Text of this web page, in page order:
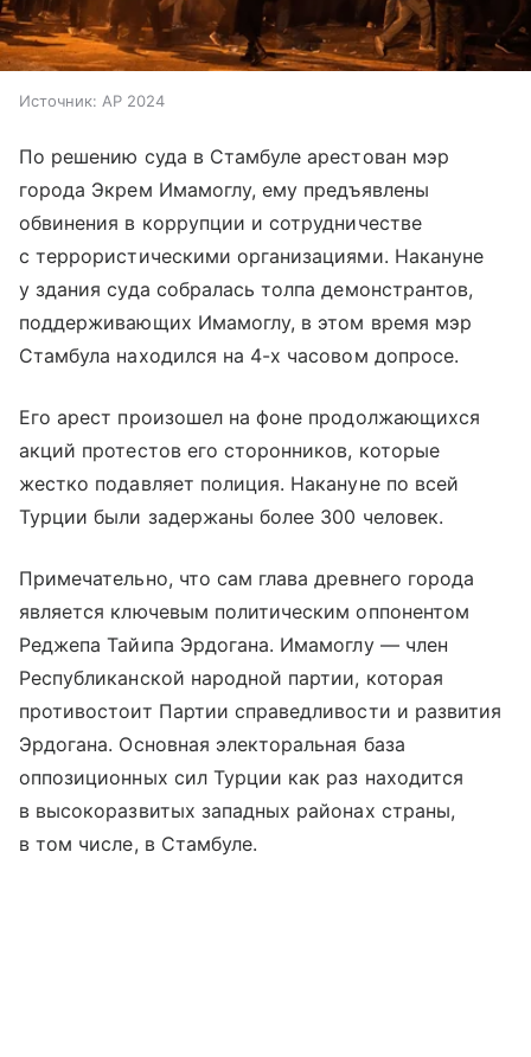
Источник: AP 2024
По решению суда в Стамбуле арестован мэр
города Экрем Имамоглу, ему предъявлены
обвинения в коррупции и сотрудничестве
с террористическими организациями. Накануне
у здания суда собралась толпа демонстрантов,
поддерживающих Имамоглу, в этом время мэр
Стамбула находился на 4-х часовом допросе.
Его арест произошел на фоне продолжающихся
акций протестов его сторонников, которые
жестко подавляет полиция. Накануне по всей
Турции были задержаны более 300 человек.
Примечательно, что сам глава древнего города
является ключевым политическим оппонентом
Реджепа Тайипа Эрдогана. Имамоглу — член
Республиканской народной партии, которая
противостоит Партии справедливости и развития
Эрдогана. Основная электоральная база
оппозиционных сил Турции как раз находится
в высокоразвитых западных районах страны,
в том числе, в Стамбуле.